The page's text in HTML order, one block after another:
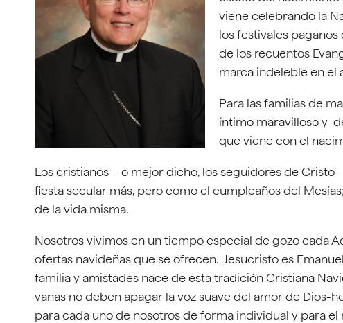
viene celebrando la
los festivales paganos
de los recuentos
marca indeleble en el
Para las familias de
íntimo maravilloso y
que viene con el
Los cristianos – o mejor dicho, los seguidores de
fiesta secular más, pero como el cumpleaños del
de la vida misma.
Nosotros vivimos en un tiempo especial de gozo cada
ofertas navideñas que se ofrecen. Jesucristo es
familia y amistades nace de esta tradición Cristiana
vanas no deben apagar la voz suave del amor de
para cada uno de nosotros de forma individual y para